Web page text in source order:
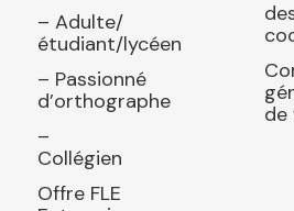
– Adulte/
étudiant/lycéen
– Passionné
d’orthographe
–
Collégien
Offre FLE
de